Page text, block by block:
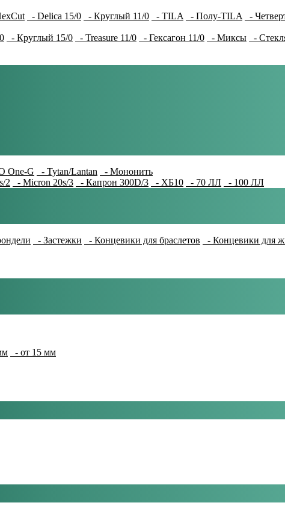
- Delica 15/0 - Круглый 11/0 - TILA - Полу-TILA -
- Круглый 15/0 - Treasure 11/0 - Гексагон 11/0 - Миксы -
One-G - Tytan/Lantan
- Мононить
2 - Micron 20s/3 - Капрон 300D/3 - ХБ10 - 70 ЛЛ
- 100 ЛЛ
- Застежки - Концевики для браслетов - Концевики для
- от 15 мм